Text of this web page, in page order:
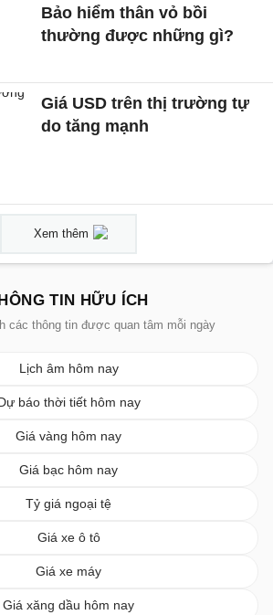
Bảo hiểm thân vỏ bồi
thường được những gì?
Giá USD trên thị trường tự
do tăng mạnh
Xem thêm
TIN HỮU ÍCH
các thông tin được quan tâm mỗi ngày
Lịch âm hôm nay
báo thời tiết hôm nay
Giá vàng hôm nay
Giá bạc hôm nay
Tỷ giá ngoại tệ
Giá xe ô tô
Giá xe máy
Giá xăng dầu hôm nay